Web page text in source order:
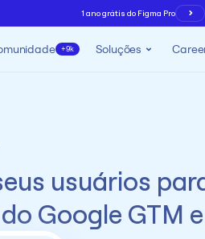
usuários
Google GTM e
1 ano grátis do Figma Pro
+9k Soluções